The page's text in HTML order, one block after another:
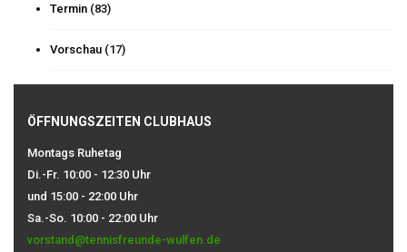
Termin (83)
Vorschau (17)
ÖFFNUNGSZEITEN CLUBHAUS
Montags Ruhetag
Di.-Fr. 10:00 - 12:30 Uhr
und 15:00 - 22:00 Uhr
Sa.-So. 10:00 - 22:00 Uhr
vorstand@tennisfreunde-wulfen.de